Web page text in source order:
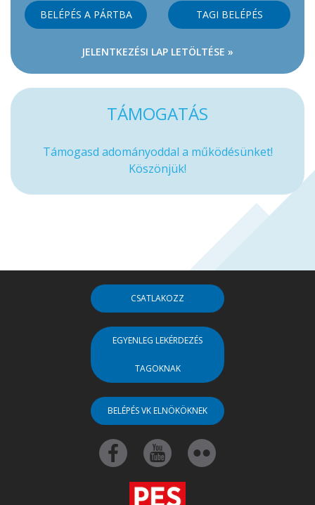
BELÉPÉS A PÁRTBA TAGI BELÉPÉS
JELENTKEZÉSI LAP LETÖLTÉSE »
TÁMOGATÁS
Támogasd adományoddal a működésünket!
Köszönjük!
CSATLAKOZZ
EGYENLEG LEKÉRDEZÉS
TAGOKNAK
BELÉPÉS VK ELNÖKÖKNEK